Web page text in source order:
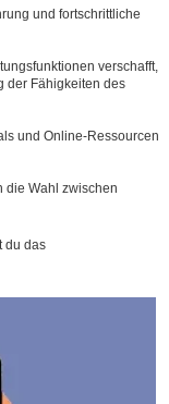
und fortschrittliche
verschafft,
der Fähigkeiten des
und Online-Ressourcen
die Wahl zwischen
du das